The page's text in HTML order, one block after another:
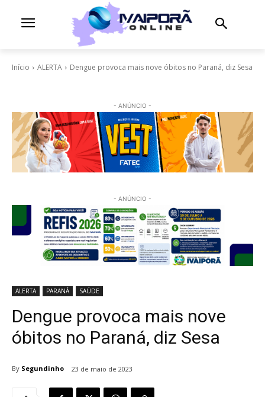
Início ALERTA Dengue provoca mais nove óbitos no Paraná, diz Sesa
- ANÚNCIO -
- ANÚNCIO -
ALERTA PARANÁ SAÚDE
Dengue provoca mais nove
óbitos no Paraná, diz Sesa
By Segundinho 23 de maio de 2023